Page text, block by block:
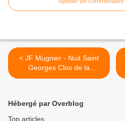
< JF Mugnier - Nuit Saint
Georges Clos de la
Marechale 2004
Hébergé par Overblog
Top articles